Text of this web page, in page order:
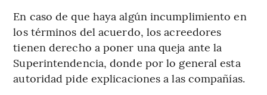
En caso de que haya algún incumplimiento en
los términos del acuerdo, los acreedores
tienen derecho a poner una queja ante la
Superintendencia, donde por lo general esta
autoridad pide explicaciones a las compañías.